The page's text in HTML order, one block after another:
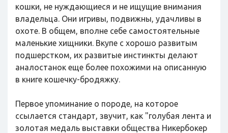
кошки, не нуждающиеся и не ищущие внимания
владельца. Они игривы, подвижны, удачливы в
охоте. В общем, вполне себе самостоятельные
маленькие хищники. Вкупе с хорошо развитым
подшерстком, их развитые инстинкты делают
аналостанок еще более похожими на описанную
в книге кошечку-бродяжку.
Первое упоминание о породе, на которое
ссылается стандарт, звучит, как "голубая лента и
золотая медаль выставки общества Никербокер